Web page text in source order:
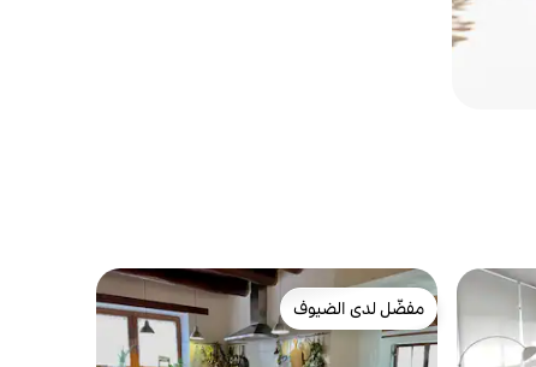
مفضّل لدى الضيوف
مفضّل لدى الضيوف